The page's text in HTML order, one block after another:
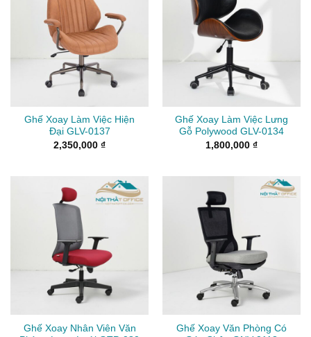
Ghế Xoay Làm Việc Hiện
Đại GLV-0137
2,350,000 ₫
Ghế Xoay Làm Việc Lưng
Gỗ Polywood GLV-0134
1,800,000 ₫
Ghế Xoay Nhân Viên Văn
Ghế Xoay Văn Phòng Có